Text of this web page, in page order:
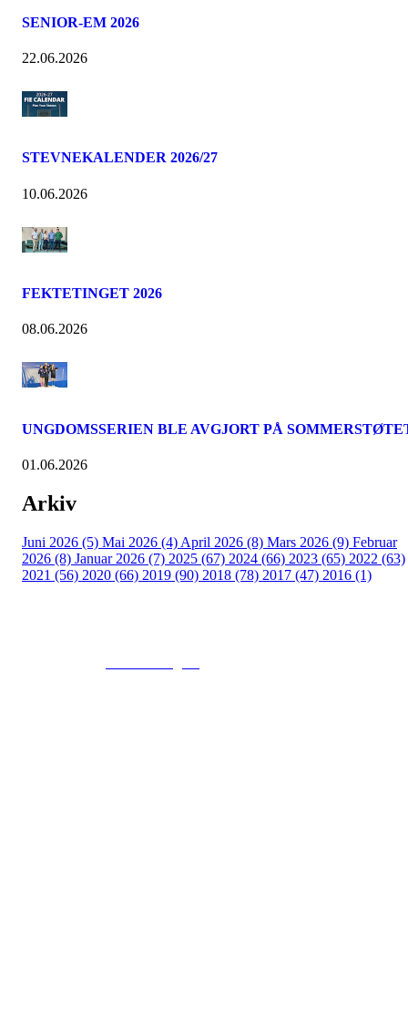
SENIOR-EM 2026
22.06.2026
STEVNEKALENDER 2026/27
10.06.2026
FEKTETINGET 2026
08.06.2026
UNGDOMSSERIEN BLE AVGJORT PÅ
01.06.2026
Arkiv
Juni 2026 (5) Mai 2026 (4) April 2026 (8) Mars 2026 (9) Februar
2026 (8) Januar 2026 (7) 2025 (67) 2024 (66) 2023 (65) 2022 (63)
2021 (56) 2020 (66) 2019 (90) 2018 (78) 2017 (47) 2016 (1)